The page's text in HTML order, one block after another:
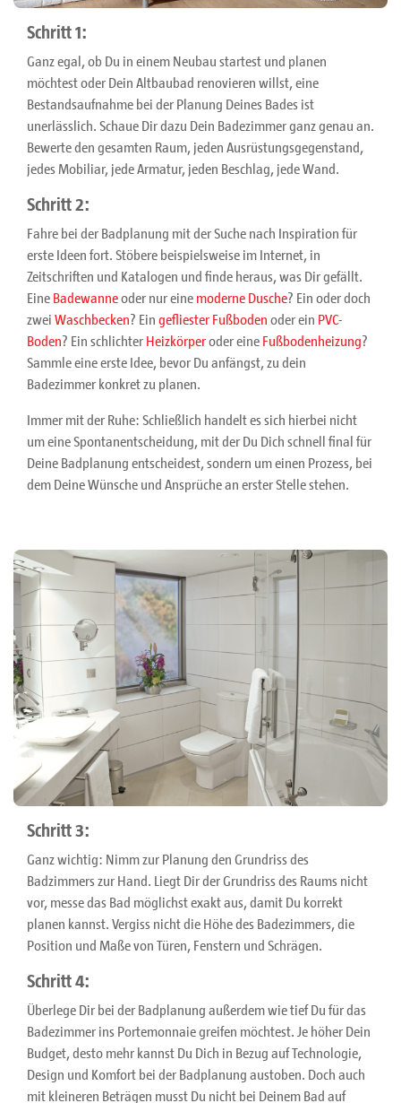
Schritt 1:
Ganz egal, ob Du in einem Neubau startest und planen
möchtest oder Dein Altbaubad renovieren willst, eine
Bestandsaufnahme bei der Planung Deines Bades ist
unerlässlich. Schaue Dir dazu Dein Badezimmer ganz genau an.
Bewerte den gesamten Raum, jeden Ausrüstungsgegenstand,
jedes Mobiliar, jede Armatur, jeden Beschlag, jede Wand.
Schritt 2:
Fahre bei der Badplanung mit der Suche nach Inspiration für
erste Ideen fort. Stöbere beispielsweise im Internet, in
Zeitschriften und Katalogen und finde heraus, was Dir gefällt.
Eine Badewanneoder nur eine moderne Dusche? Ein oder doch
zwei Waschbecken? Ein gefliester Fußboden oder ein PVC-
Boden? Ein schlichter Heizkörperoder eine Fußbodenheizung?
Sammle eine erste Idee, bevor Du anfängst, zu dein
Badezimmer konkret zu planen.
Immer mit der Ruhe: Schließlich handelt es sich hierbei nicht
um eine Spontanentscheidung, mit der Du Dich schnell final für
Deine Badplanung entscheidest, sondern um einen Prozess, bei
dem Deine Wünsche und Ansprüche an erster Stelle stehen.
Schritt 3:
Ganz wichtig: Nimm zur Planung den Grundriss des
Badzimmers zur Hand. Liegt Dir der Grundriss des Raums nicht
vor, messe das Bad möglichst exakt aus, damit Du korrekt
planen kannst. Vergiss nicht die Höhe des Badezimmers, die
Position und Maße von Türen, Fenstern und Schrägen.
Schritt 4:
Überlege Dir bei der Badplanung außerdem wie tief Du für das
Badezimmer ins Portemonnaie greifen möchtest. Je höher Dein
Budget, desto mehr kannst Du Dich in Bezug auf Technologie,
Design und Komfort bei der Badplanung austoben. Doch auch
mit kleineren Beträgen musst Du nicht bei Deinem Bad auf